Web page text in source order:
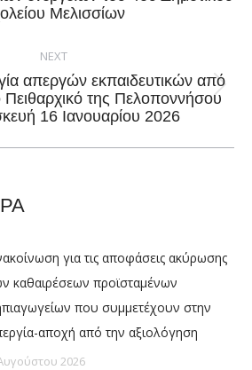
Μελισσίων
NEXT
Next
post:
απεργών εκπαιδευτικών από
της Πελοποννήσου
16 Ιανουαρίου 2026
για τις αποφάσεις ακύρωσης
καθαιρέσεων προϊσταμένων
που συμμετέχουν στην
αποχή από την αξιολόγηση
2026